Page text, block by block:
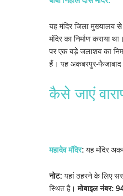
यह मंदिर जिला मुख्यालय से
मंदिर का निर्माण कराया
पर एक बड़े जलाशय का
हैं। यह अकबरपुर-फैजाबाद
कैसे जाएं
महादेव मंदिर: यह मंदिर
नोट: यहां ठहरने के लिए
स्थित है। मोबाइल नंबर: